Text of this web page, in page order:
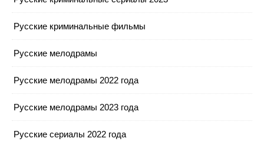
Русские криминальные фильмы
Русские мелодрамы
Русские мелодрамы 2022 года
Русские мелодрамы 2023 года
Русские сериалы 2022 года